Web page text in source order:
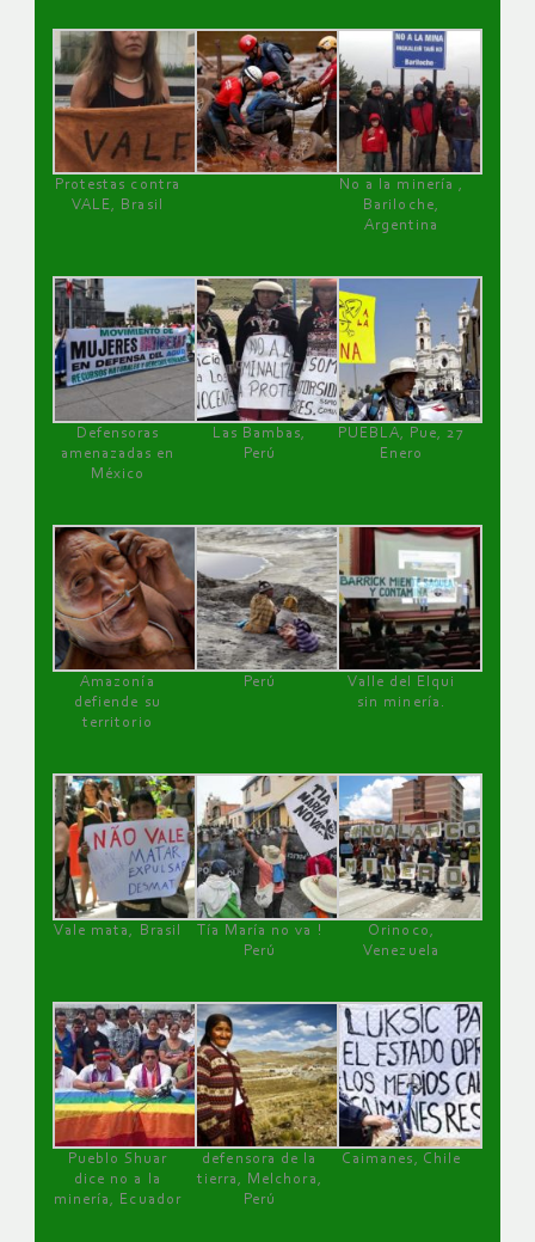
Protestas contra
VALE, Brasil
No a la minería ,
Bariloche,
Argentina
Defensoras
amenazadas en
México
Las Bambas,
Perú
PUEBLA, Pue, 27
Enero
Amazonía
defiende su
territorio
Perú
Valle del Elqui
sin minería.
Vale mata, Brasil
Tía María no va !
Perú
Orinoco,
Venezuela
Pueblo Shuar
dice no a la
minería, Ecuador
defensora de la
tierra, Melchora,
Perú
Caimanes, Chile